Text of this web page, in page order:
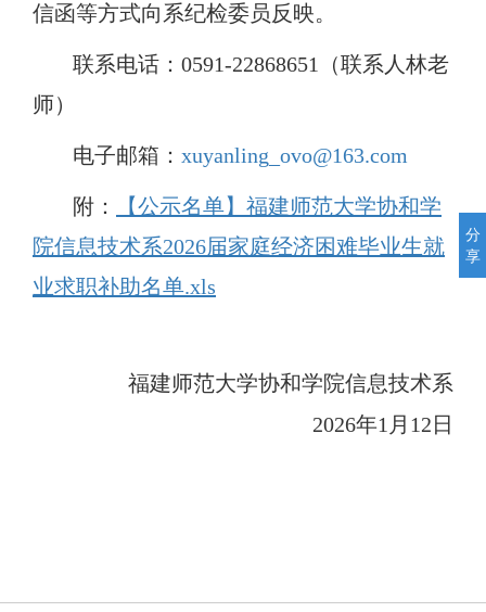
信函等方式向系纪检委员反映。
联系电话： 0591-22868651（联系人林老
师）
电子邮箱： xuyanling_ovo@163.com
附：
【公示名单】福建师范大学协和学
院信息技术系2026届家庭经济困难毕业生就
业求职补助名单.xls
福建师范大学协和学院信息技术系
2026年1 月 12 日
分
享